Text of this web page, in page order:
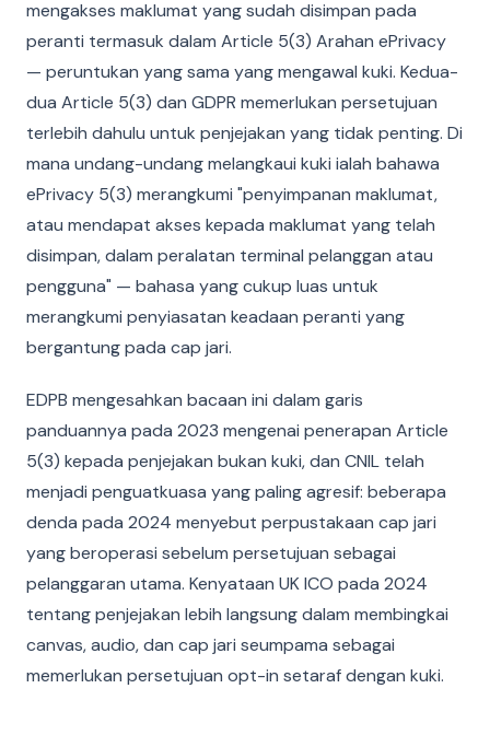
mengakses maklumat yang sudah disimpan pada
peranti termasuk dalam Article 5(3) Arahan ePrivacy
— peruntukan yang sama yang mengawal kuki. Kedua-
dua Article 5(3) dan GDPR memerlukan persetujuan
terlebih dahulu untuk penjejakan yang tidak penting. Di
mana undang-undang melangkaui kuki ialah bahawa
ePrivacy 5(3) merangkumi "penyimpanan maklumat,
atau mendapat akses kepada maklumat yang telah
disimpan, dalam peralatan terminal pelanggan atau
pengguna" — bahasa yang cukup luas untuk
merangkumi penyiasatan keadaan peranti yang
bergantung pada cap jari.
EDPB mengesahkan bacaan ini dalam garis
panduannya pada 2023 mengenai penerapan Article
5(3) kepada penjejakan bukan kuki, dan CNIL telah
menjadi penguatkuasa yang paling agresif: beberapa
denda pada 2024 menyebut perpustakaan cap jari
yang beroperasi sebelum persetujuan sebagai
pelanggaran utama. Kenyataan UK ICO pada 2024
tentang penjejakan lebih langsung dalam membingkai
canvas, audio, dan cap jari seumpama sebagai
memerlukan persetujuan opt-in setaraf dengan kuki.